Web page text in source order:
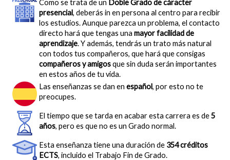
Como se trata de un Doble Grado de cáracter
presencial, deberás in en persona al centro para recibir
los estudios. Aunque parezca un problema, el contacto
directo hará que tengas una mayor facilidad de
aprendizaje. Y además, tendrás un trato más natural
con todos tus compañeros, que hará que consigas
compañeros y amigosque sin duda serán importantes
en estos años de tu vida.
Las enseñanzas se dan en español, por esto no te
preocupes.
El tiempo que se tarda en acabar esta carrera es de5
años, pero es que no es un Grado normal.
Esta enseñanza tiene una duración de 354 créditos
ECTS, incluido el Trabajo Fin de Grado.